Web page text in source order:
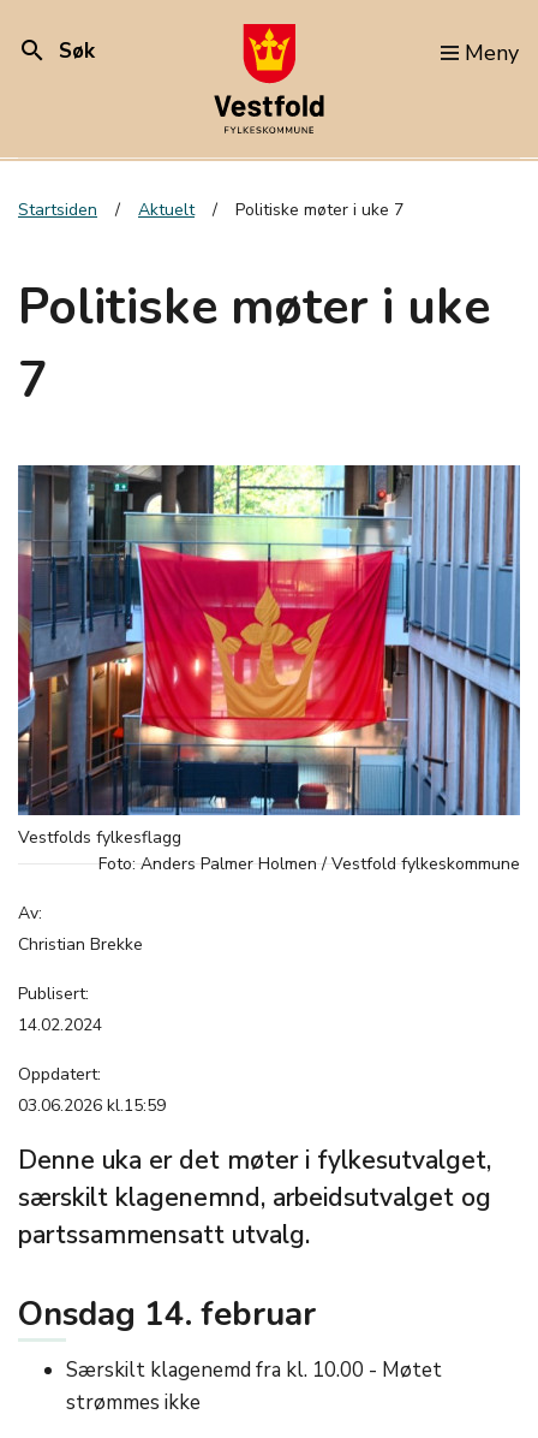
search Søk Meny
Startsiden Aktuelt Politiske møter i uke 7
Politiske møter i uke
7
Vestfolds fylkesflagg
Foto: Anders Palmer Holmen / Vestfold fylkeskommune
Av:
Christian Brekke
Publisert:
14.02.2024
Oppdatert:
03.06.2026 kl.15:59
Denne uka er det møter i fylkesutvalget,
særskilt klagenemnd, arbeidsutvalget og
partssammensatt utvalg.
Onsdag 14. februar
Særskilt klagenemd fra kl. 10.00 - Møtet
strømmes ikke